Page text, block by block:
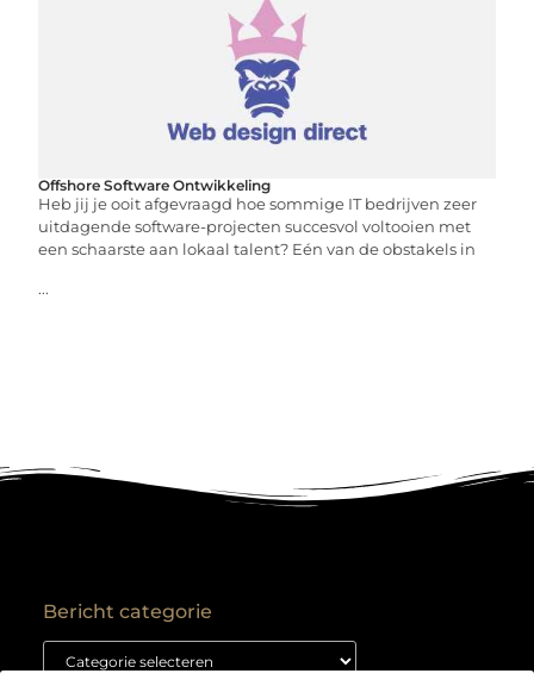
Offshore Software Ontwikkeling
Heb jij je ooit afgevraagd hoe sommige IT bedrijven zeer
uitdagende software-projecten succesvol voltooien met
een schaarste aan lokaal talent? Eén van de obstakels in
...
Bericht categorie